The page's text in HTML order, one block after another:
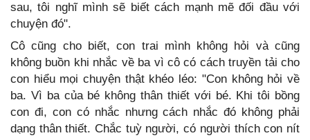
sau, tôi nghĩ mình sẽ biết cách mạnh mẽ đối đầu với
chuyện đó".
Cô cũng cho biết, con trai mình không hỏi và cũng
không buồn khi nhắc về ba vì cô có cách truyền tải cho
con hiểu mọi chuyện thật khéo léo: "Con không hỏi về
ba. Vì ba của bé không thân thiết với bé. Khi tôi bồng
con đi, con có nhắc nhưng cách nhắc đó không phải
dạng thân thiết. Chắc tuỳ người, có người thích con nít